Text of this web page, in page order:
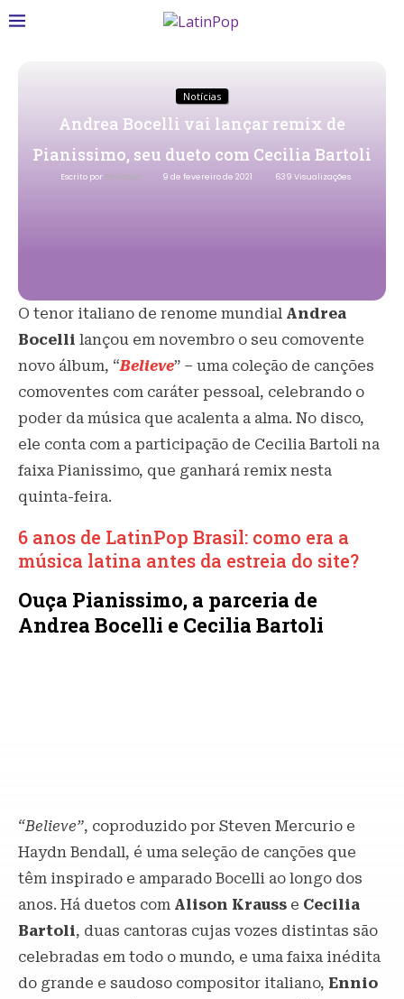
Notícias
Andrea Bocelli vai lançar remix de
Pianissimo, seu dueto com Cecilia Bartoli
Escrito por Redacao 9 de fevereiro de 2021 639 Visualizações
O tenor italiano de renome mundial Andrea
Bocelli lançou em novembro o seu comovente
novo álbum, “Believe” – uma coleção de canções
comoventes com caráter pessoal, celebrando o
poder da música que acalenta a alma. No disco,
ele conta com a participação de Cecilia Bartoli na
faixa Pianissimo, que ganhará remix nesta
quinta-feira.
6 anos de LatinPop Brasil: como era a
música latina antes da estreia do site?
Ouça Pianissimo, a parceria de
Andrea Bocelli e Cecilia Bartoli
“Believe”, coproduzido por Steven Mercurio e
Haydn Bendall, é uma seleção de canções que
têm inspirado e amparado Bocelli ao longo dos
anos. Há duetos com Alison Krauss e Cecilia
Bartoli, duas cantoras cujas vozes distintas são
celebradas em todo o mundo, e uma faixa inédita
do grande e saudoso compositor italiano, Ennio